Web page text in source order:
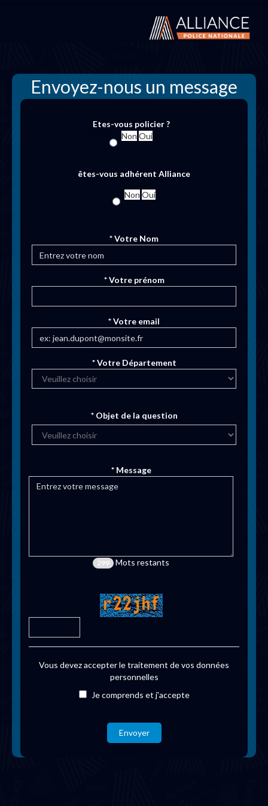
Envoyez-nous un message
Etes-vous policier ?
Non Oui
êtes-vous adhérent Alliance
Non Oui
* Votre Nom
* Votre prénom
* Votre email
* Votre Département
* Objet de la question
* Message
299 Mots restants
Vous devez accepter le traitement de vos données
personnelles
Je comprends et j'accepte
Envoyer